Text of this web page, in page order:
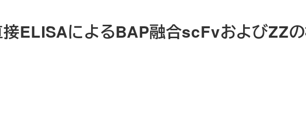
ELISAによるBAP融合scFvおよびZZ